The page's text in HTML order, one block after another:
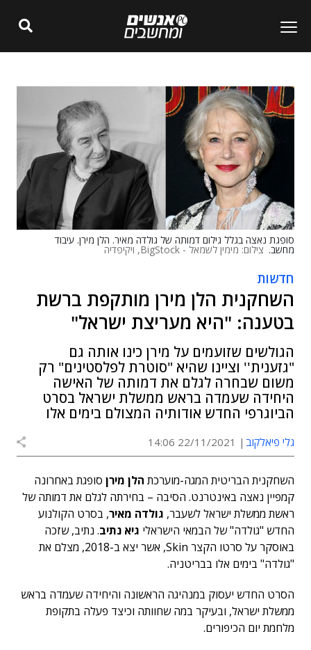
סופגת נאצה בגלל גילום דמותה של גולדה מאיר. הלן מירן. עיבוד
מחשב. צילום: מימין לשמאל - BigStock, ויקיפדיה
חדשות
השחקנית הלן מירן מותקפת ברשת
בטענה: "היא מעריצת ישראל"
הגולשים שזועמים על מירן כינו אותה גם
"גזענית'' וציינו שהיא "סוטרת לפלסטינים" רק
משום שבחרה לגלם את דמותה של האישה
היחידה שעמדה בראש ממשלת ישראל בסרט
הביוגרפי החדש אודותיה המצולם בימים אלו
גלי פיאלקוב 22/11/2021 14:06
השחקנית הבריטית המגה-מוערכת הלן מירן סופגת באחרונה
קמפיין נאצה באינטרנט. הסיבה – בחירתה לגלם את דמותה של
ראשת ממשלת ישראל לשעבר, גולדה מאיר, בסרט הקולנוע
החדש "גולדה" של הבמאי הישראלי גיא נתיב. נתיב, שזכה
באוסקר על סרטו הקצר Skin, אשר יצא ב-2018, מצלם את
"גולדה" בימים אלו בבריטניה.
הסרט החדש יעסוק במנהיגה הראשונה והיחידה שעמדה בראש
ממשלת ישראל, ובעיקר במה שחוותה וכיצד פעלה בתקופת
מלחמת יום הכיפורים.